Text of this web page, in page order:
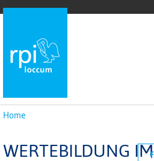
Home
WERTEBILDUNG IM